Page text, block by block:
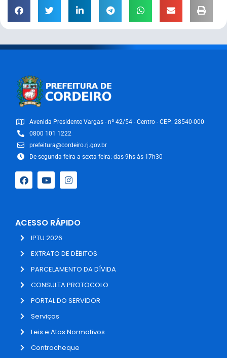
Avenida Presidente Vargas - nº 42/54 - Centro - CEP: 28540-000
0800 101 1222
prefeitura@cordeiro.rj.gov.br
De segunda-feira a sexta-feira: das 9hs às 17h30
ACESSO RÁPIDO
IPTU 2026
EXTRATO DE DÉBITOS
PARCELAMENTO DA DÍVIDA
CONSULTA PROTOCOLO
PORTAL DO SERVIDOR
Serviços
Leis e Atos Normativos
Contracheque